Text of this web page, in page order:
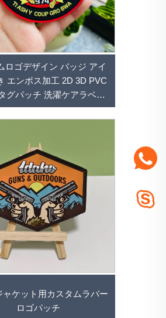
ロゴデザイン バッジ アイ
エンボス加工 2D 3D PVC
グパッチ 洗濯ケアラベル
衣類用
ャケット用カスタムラバー
ロゴパッチ